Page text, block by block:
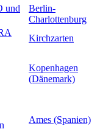
und
Berlin-
Charlottenburg
Kirchzarten
Kopenhagen
(Dänemark)
Ames (Spanien)